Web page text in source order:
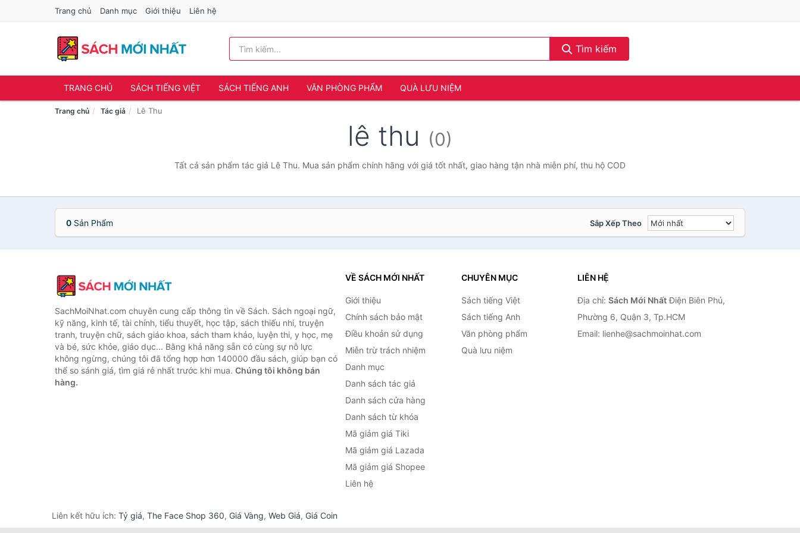
Trang chủ Danh mục Giới thiệu Liên hệ
Tìm kiếm
TRANG CHỦ SÁCH TIẾNG VIỆT SÁCH TIẾNG ANH VĂN PHÒNG PHẨM QUÀ LƯU NIỆM
Trang chủ Tác giả Lê Thu
lê thu (0)
Tất cả sản phẩm tác giả Lê Thu. Mua sản phẩm chính hãng với giá tốt nhất, giao hàng tận nhà miễn phí, thu hộ COD
0 Sản Phẩm Sắp Xếp Theo
SachMoiNhat.com chuyên cung cấp thông tin về Sách. Sách ngoại ngữ,
kỹ năng, kinh tế, tài chính, tiểu thuyết, học tập, sách thiếu nhi, truyện
tranh, truyện chữ, sách giáo khoa, sách tham khảo, luyện thi, y học, mẹ
và bé, sức khỏe, giáo dục... Bằng khả năng sẵn có cùng sự nỗ lực
không ngừng, chúng tôi đã tổng hợp hơn 140000 đầu sách, giúp bạn có
thể so sánh giá, tìm giá rẻ nhất trước khi mua. Chúng tôi không bán
hàng.
VỀ SÁCH MỚI NHẤT
Giới thiệu
Chính sách bảo mật
Điều khoản sử dụng
Miễn trừ trách nhiệm
Danh mục
Danh sách tác giả
Danh sách cửa hàng
Danh sách từ khóa
Mã giảm giá Tiki
Mã giảm giá Lazada
Mã giảm giá Shopee
Liên hệ
CHUYÊN MỤC
Sách tiếng Việt
Sách tiếng Anh
Văn phòng phẩm
Quà lưu niệm
LIÊN HỆ
Địa chỉ: Sách Mới NhấtĐiện Biên Phủ,
Phường 6, Quận 3, Tp.HCM
Email: lienhe@sachmoinhat.com
Liên kết hữu ích: Tỷ giá, The Face Shop 360, Giá Vàng, Web Giá, Giá Coin